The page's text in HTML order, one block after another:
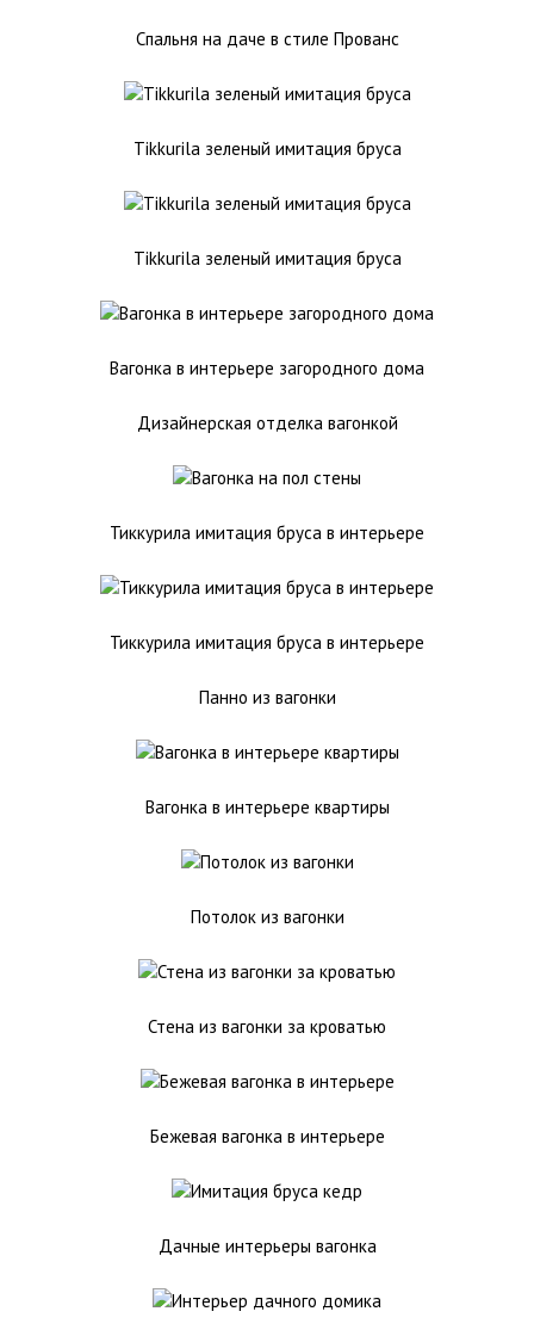
Спальня на даче в стиле Прованс
Tikkurila зеленый имитация бруса
Tikkurila зеленый имитация бруса
Вагонка в интерьере загородного дома
Дизайнерская отделка вагонкой
Тиккурила имитация бруса в интерьере
Тиккурила имитация бруса в интерьере
Панно из вагонки
Вагонка в интерьере квартиры
Потолок из вагонки
Стена из вагонки за кроватью
Бежевая вагонка в интерьере
Дачные интерьеры вагонка